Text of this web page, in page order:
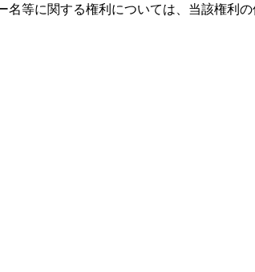
等に関する権利については、当該権利の